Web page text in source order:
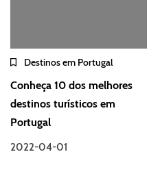
Destinos em Portugal
Conheça 10 dos melhores
destinos turísticos em
Portugal
2022-04-01